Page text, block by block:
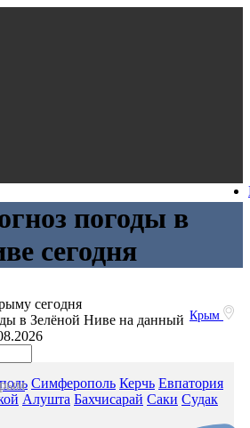
погоды в
сегодня
Крым
сегодня
в Зелёной Ниве на данный
Симферополь Керчь Евпатория
Алушта Бахчисарай Саки Судак